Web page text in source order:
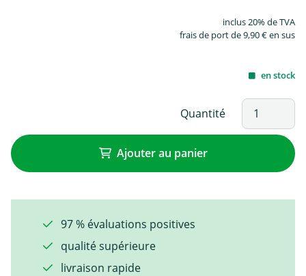
inclus 20% de TVA
frais de port de 9,90 € en sus
en stock
Quantité
Ajouter au panier
97 % évaluations positives
qualité supérieure
livraison rapide